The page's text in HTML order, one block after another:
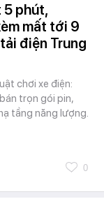
5 phút,
mất tới 9
điện Trung
chơi xe điện:
trọn gói pin,
tầng năng lượng.
0